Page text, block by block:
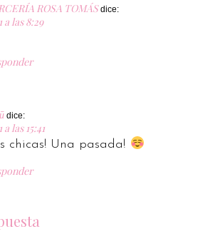
ROSA TOMÁS dice:
a las 8:29
dice:
las 15:41
chicas! Una pasada!